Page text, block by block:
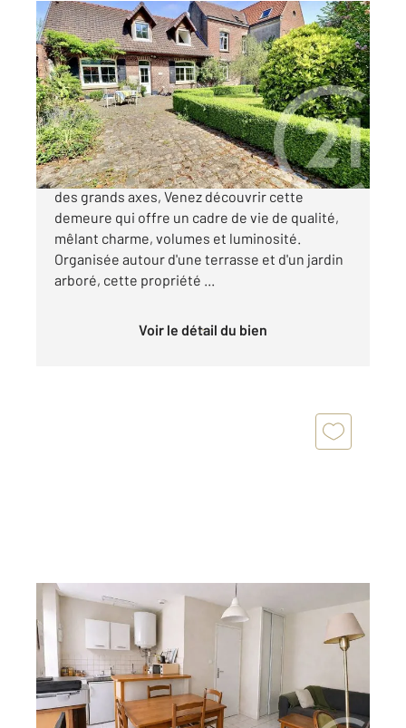
BOIS GRENIER 59
302 m2, 8 pièces
Ref : 879
Maison à vendre
560 000 €
Au coeur d'un village recherché à proximité
des grands axes, Venez découvrir cette
demeure qui offre un cadre de vie de qualité,
mêlant charme, volumes et luminosité.
Organisée autour d'une terrasse et d'un jardin
arboré, cette propriété ...
Voir le détail du bien
LOOS 59
20,33 m2, 1 pièce
Ref : 873
Appartement T1 à vendre
79 000 €